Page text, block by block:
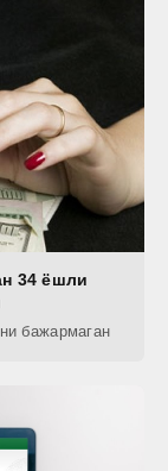
34 ёшли
бажармаган